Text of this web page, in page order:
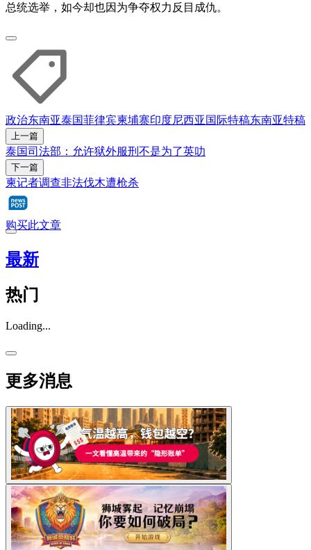
总统选举，如今却也因为争夺权力反目成仇。
政治东南亚泰国菲律宾柬埔寨印度尼西亚 国际特稿东南亚特稿
上一篇
泰国司法部：允许狱外服刑不是为了英叻
下一篇
柬记者调查非法伐木遭枪杀
购买此文章
最新
热门
Loading...
更多消息